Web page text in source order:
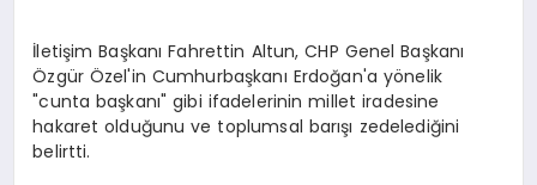
İletişim Başkanı Fahrettin Altun, CHP Genel Başkanı
Özgür Özel'in Cumhurbaşkanı Erdoğan'a yönelik
"cunta başkanı" gibi ifadelerinin millet iradesine
hakaret olduğunu ve toplumsal barışı zedelediğini
belirtti.